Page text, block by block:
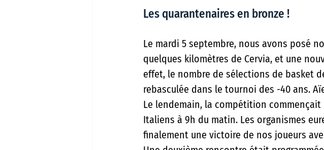
Les quarantenaires en bronze !
Le mardi 5 septembre, nous avons posé
quelques kilomètres de Cervia, et une
effet, le nombre de sélections de basket
rebasculée dans le tournoi des -40 ans.
Le lendemain, la compétition
Italiens à 9h du matin. Les organismes
finalement une victoire de nos joueurs